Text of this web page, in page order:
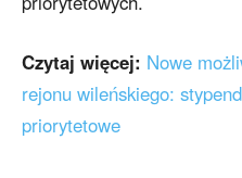
Czytaj więcej: Nowe
rejonu wileńskiego:
priorytetowe